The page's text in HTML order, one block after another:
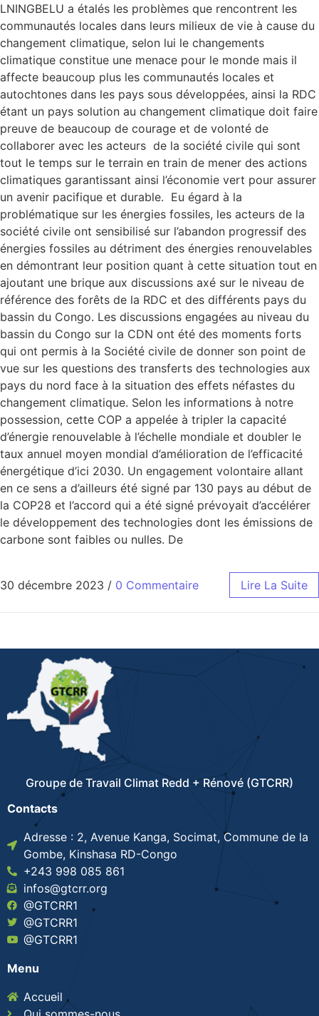
LNINGBELU a étalés les problèmes que rencontrent les
communautés locales dans leurs milieux de vie à cause du
changement climatique, selon lui le changements
climatique constitue une menace pour le monde mais il
affecte beaucoup plus les communautés locales et
autochtones dans les pays sous développées, ainsi la RDC
étant un pays solution au changement climatique doit faire
preuve de beaucoup de courage et de volonté de
collaborer avec les acteurs de la société civile qui sont
tout le temps sur le terrain en train de mener des actions
climatiques garantissant ainsi l’économie vert pour assurer
un avenir pacifique et durable. Eu égard à la
problématique sur les énergies fossiles, les acteurs de la
société civile ont sensibilisé sur l’abandon progressif des
énergies fossiles au détriment des énergies renouvelables
en démontrant leur position quant à cette situation tout en
ajoutant une brique aux discussions axé sur le niveau de
référence des forêts de la RDC et des différents pays du
bassin du Congo. Les discussions engagées au niveau du
bassin du Congo sur la CDN ont été des moments forts
qui ont permis à la Société civile de donner son point de
vue sur les questions des transferts des technologies aux
pays du nord face à la situation des effets néfastes du
changement climatique. Selon les informations à notre
possession, cette COP a appelée à tripler la capacité
d’énergie renouvelable à l’échelle mondiale et doubler le
taux annuel moyen mondial d’amélioration de l’efficacité
énergétique d’ici 2030. Un engagement volontaire allant
en ce sens a d’ailleurs été signé par 130 pays au début de
la COP28 et l’accord qui a été signé prévoyait d’accélérer
le développement des technologies dont les émissions de
carbone sont faibles ou nulles. De
30 décembre 2023 / 0 Commentaire Lire La Suite
Groupe de Travail Climat Redd + Rénové (GTCRR)
Contacts
Adresse : 2, Avenue Kanga, Socimat, Commune de la
Gombe, Kinshasa RD-Congo
+243 998 085 861
infos@gtcrr.org
@GTCRR1
@GTCRR1
@GTCRR1
Menu
Accueil